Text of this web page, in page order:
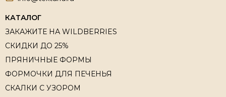
КАТАЛОГ
ЗАКАЖИТЕ НА WILDBERRIES
СКИДКИ ДО 25%
ПРЯНИЧНЫЕ ФОРМЫ
ФОРМОЧКИ ДЛЯ ПЕЧЕНЬЯ
СКАЛКИ С УЗОРОМ